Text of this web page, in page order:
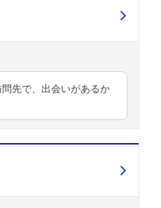
先で、出会いがあるか